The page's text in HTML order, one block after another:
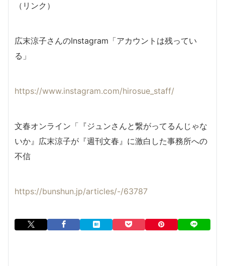
（リンク）
広末涼子さんのInstagram「アカウントは残ってい
る」
https://www.instagram.com/hirosue_staff/
文春オンライン「『ジュンさんと繋がってるんじゃな
いか』広末涼子が『週刊文春』に激白した事務所への
不信
https://bunshun.jp/articles/-/63787